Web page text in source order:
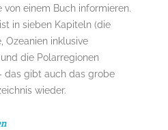
von einem Buch informieren.
in sieben Kapiteln (die
Ozeanien inklusive
die Polarregionen
das gibt auch das grobe
wieder.